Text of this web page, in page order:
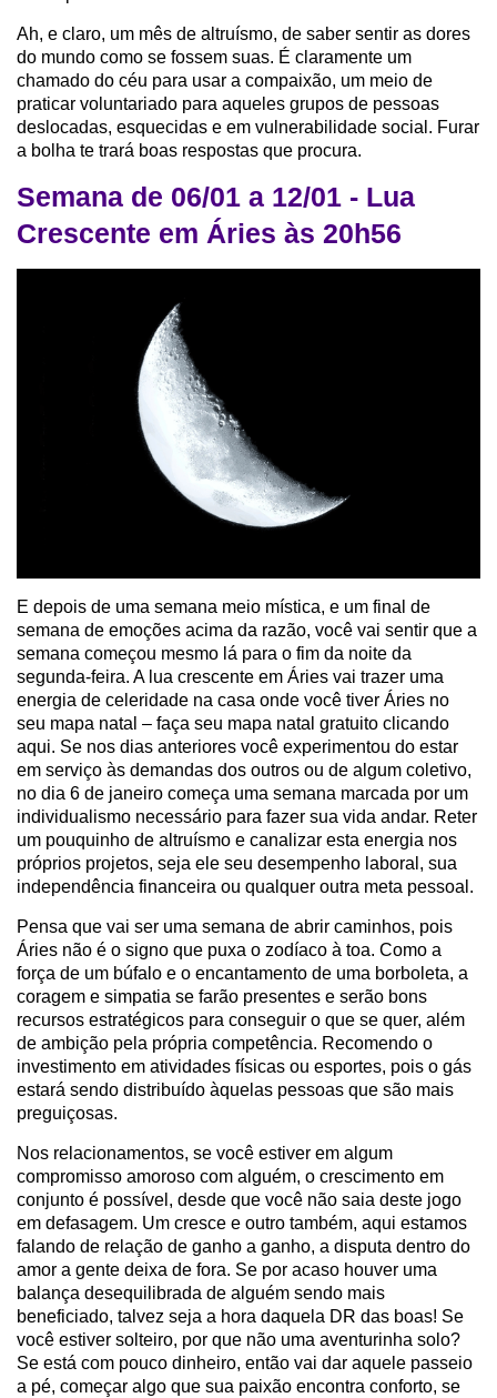
Ah, e claro, um mês de altruísmo, de saber sentir as dores
do mundo como se fossem suas. É claramente um
chamado do céu para usar a compaixão, um meio de
praticar voluntariado para aqueles grupos de pessoas
deslocadas, esquecidas e em vulnerabilidade social. Furar
a bolha te trará boas respostas que procura.
Semana de 06/01 a 12/01 - Lua
Crescente em Áries às 20h56
E depois de uma semana meio mística, e um final de
semana de emoções acima da razão, você vai sentir que a
semana começou mesmo lá para o fim da noite da
segunda-feira. A lua crescente em Áries vai trazer uma
energia de celeridade na casa onde você tiver Áries no
seu mapa natal – faça seu mapa natal gratuito clicando
aqui. Se nos dias anteriores você experimentou do estar
em serviço às demandas dos outros ou de algum coletivo,
no dia 6 de janeiro começa uma semana marcada por um
individualismo necessário para fazer sua vida andar. Reter
um pouquinho de altruísmo e canalizar esta energia nos
próprios projetos, seja ele seu desempenho laboral, sua
independência financeira ou qualquer outra meta pessoal.
Pensa que vai ser uma semana de abrir caminhos, pois
Áries não é o signo que puxa o zodíaco à toa. Como a
força de um búfalo e o encantamento de uma borboleta, a
coragem e simpatia se farão presentes e serão bons
recursos estratégicos para conseguir o que se quer, além
de ambição pela própria competência. Recomendo o
investimento em atividades físicas ou esportes, pois o gás
estará sendo distribuído àquelas pessoas que são mais
preguiçosas.
Nos relacionamentos, se você estiver em algum
compromisso amoroso com alguém, o crescimento em
conjunto é possível, desde que você não saia deste jogo
em defasagem. Um cresce e outro também, aqui estamos
falando de relação de ganho a ganho, a disputa dentro do
amor a gente deixa de fora. Se por acaso houver uma
balança desequilibrada de alguém sendo mais
beneficiado, talvez seja a hora daquela DR das boas! Se
você estiver solteiro, por que não uma aventurinha solo?
Se está com pouco dinheiro, então vai dar aquele passeio
a pé, começar algo que sua paixão encontra conforto, se